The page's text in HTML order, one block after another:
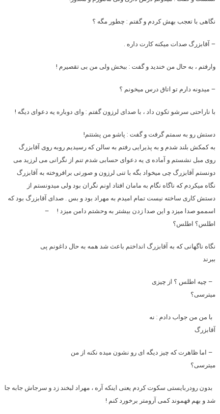
نگاهی با تعجب بهش کردم و گفتم : چطور مگه ؟
– آقابزرگ صدات میکنه کارت داره .
وارفتم ، به حال من خندید و گفت : ببخش ولی من بی تقصیرم !
– میدونه دارم تو اتاق درس میخونم ؟
با ناراحتی سرشو تکون داد ، با صدای لرزون گفتم : وای دوباره یه دعوای دیگه !
دستش رو به سمتم گرفت و گفت : پاشو من پشتتم!
به کمکش بلند شدم و به پذیرایی رفتم به سالن که رسیدیم روبه روی آقابزرگ
روی مبل نشستم و آماده ی یه دعوای حسابی شدم تنم از نگرانی می لرزید می
دونستم آقابزرگ چی میخواد بگه با تنی لرزون و صورتی برافروخته به آقابزرگ
نگاه میکردم که ناگاه نگام به مامان افتاد اونم نگران بود ولی میدونستم از
دستش کاری ساخته نیست تمام امیدم به مهراد بود و بس . صدای آقابزرگ بود که
اسممو صدا میزد و این صدا زدن بیشتر به وحشتم دامن میزد ! –
اطلس؟ اطلس؟
نگاه ناگهانی که به آقابزرگ انداختم باعث شد همه به حال داغونم پی
ببرند
– چیه اطلس ؟ از چیزی
میترسی؟
با من من جواب دادم : نه
آقابزرگ
– اما ظاهرت که چیز دیگه ای رو نشون میده نکنه از من
میترسی؟
بدون رودربایستی سکوت کردم یعنی اینکه آره ، مهراد لبخند زد و سرجاش جابه جا
شد و بهم فهموند کمی آرومتر برخورد کنم !